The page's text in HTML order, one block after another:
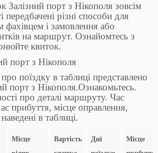
Залізний порт з Нікополя зовсім
передбачені різні способи для
фахівцем і замовлення або
на маршрут. Ознайомтесь з
квиток.
порт з Нікополя
поїздку в таблиці представлено
порт з Нікополя.Ознакомьтесь.
про деталі маршруту. Час
прибуття, місце оправления,
в таблиці.
Місце
Вартість
Дні
Місце